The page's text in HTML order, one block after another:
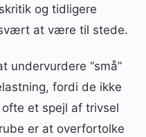
og tidligere
at være til stede.
undervurdere “små”
fordi de ikke
et spejl af trivsel
er at overfortolke